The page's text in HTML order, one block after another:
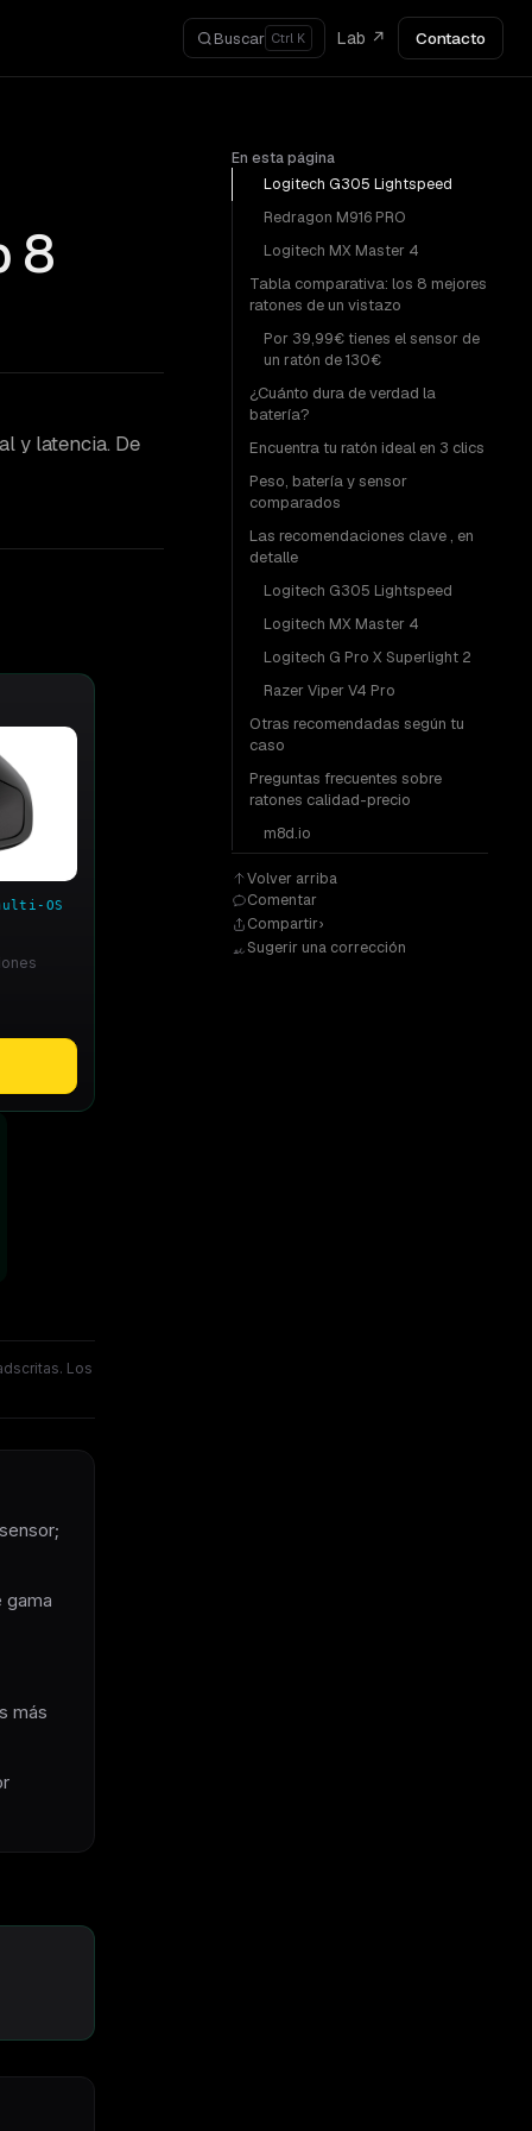
Buscar Ctrl K Lab ↗ Contacto
8
y latencia. De
OS
Los
gama
más
En esta página
Logitech G305 Lightspeed
Redragon M916 PRO
Logitech MX Master 4
Tabla comparativa: los 8 mejores
ratones de un vistazo
Por 39,99€ tienes el sensor de
un ratón de 130€
¿Cuánto dura de verdad la
batería?
Encuentra tu ratón ideal en 3 clics
Peso, batería y sensor
comparados
Las recomendaciones clave , en
detalle
Logitech G305 Lightspeed
Logitech MX Master 4
Logitech G Pro X Superlight 2
Razer Viper V4 Pro
Otras recomendadas según tu
caso
Preguntas frecuentes sobre
ratones calidad-precio
m8d.io
Volver arriba
Comentar
Compartir
Sugerir una corrección